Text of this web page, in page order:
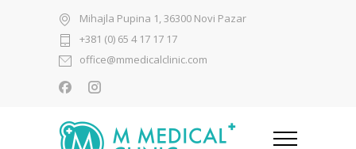
Mihajla Pupina 1, 36300 Novi Pazar
+381 (0) 65 4 17 17 17
office@mmedicalclinic.com